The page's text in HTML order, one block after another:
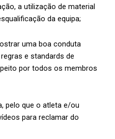
a utilização de material
da equipa;
uma boa conduta
e standards de
por todos os membros
pelo que o atleta e/ou
para reclamar do